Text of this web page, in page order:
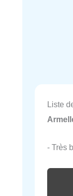
Liste
- Très